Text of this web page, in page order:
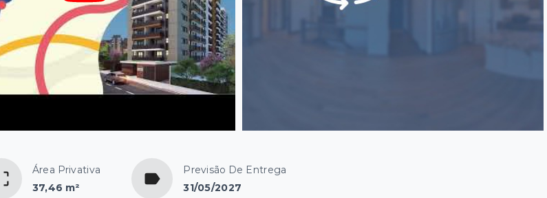
Área Privativa
37,46 m²
Previsão De Entrega
31/05/2027